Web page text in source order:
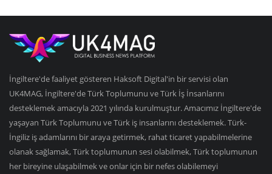
İngiltere'de faaliyet gösteren Haksoft Digital'in bir servisi olan
UK4MAG, İngiltere'de Türk Toplumunu ve Türk İş İnsanlarını
desteklemek amacıyla 2021 yılında kurulmuştur. Amacımız İngiltere'de
yaşayan Türk Toplumunu ve Türk iş insanlarını desteklemek. Türk-
İngiliz iş adamlarını bir araya getirmek, rahat ticaret yapabilmelerine
olanak sağlamak, Türk toplumunun sesi olabilmek, Türk toplumunun
her bireyine ulaşabilmek ve onlar için bir nefes olabilemeyi